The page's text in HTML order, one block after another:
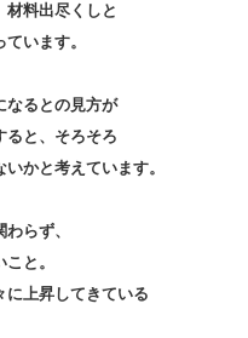
材料出尽くしと
います。
なるとの見方が
ると、そろそろ
かと考えています。
らず、
と。
に上昇してきている